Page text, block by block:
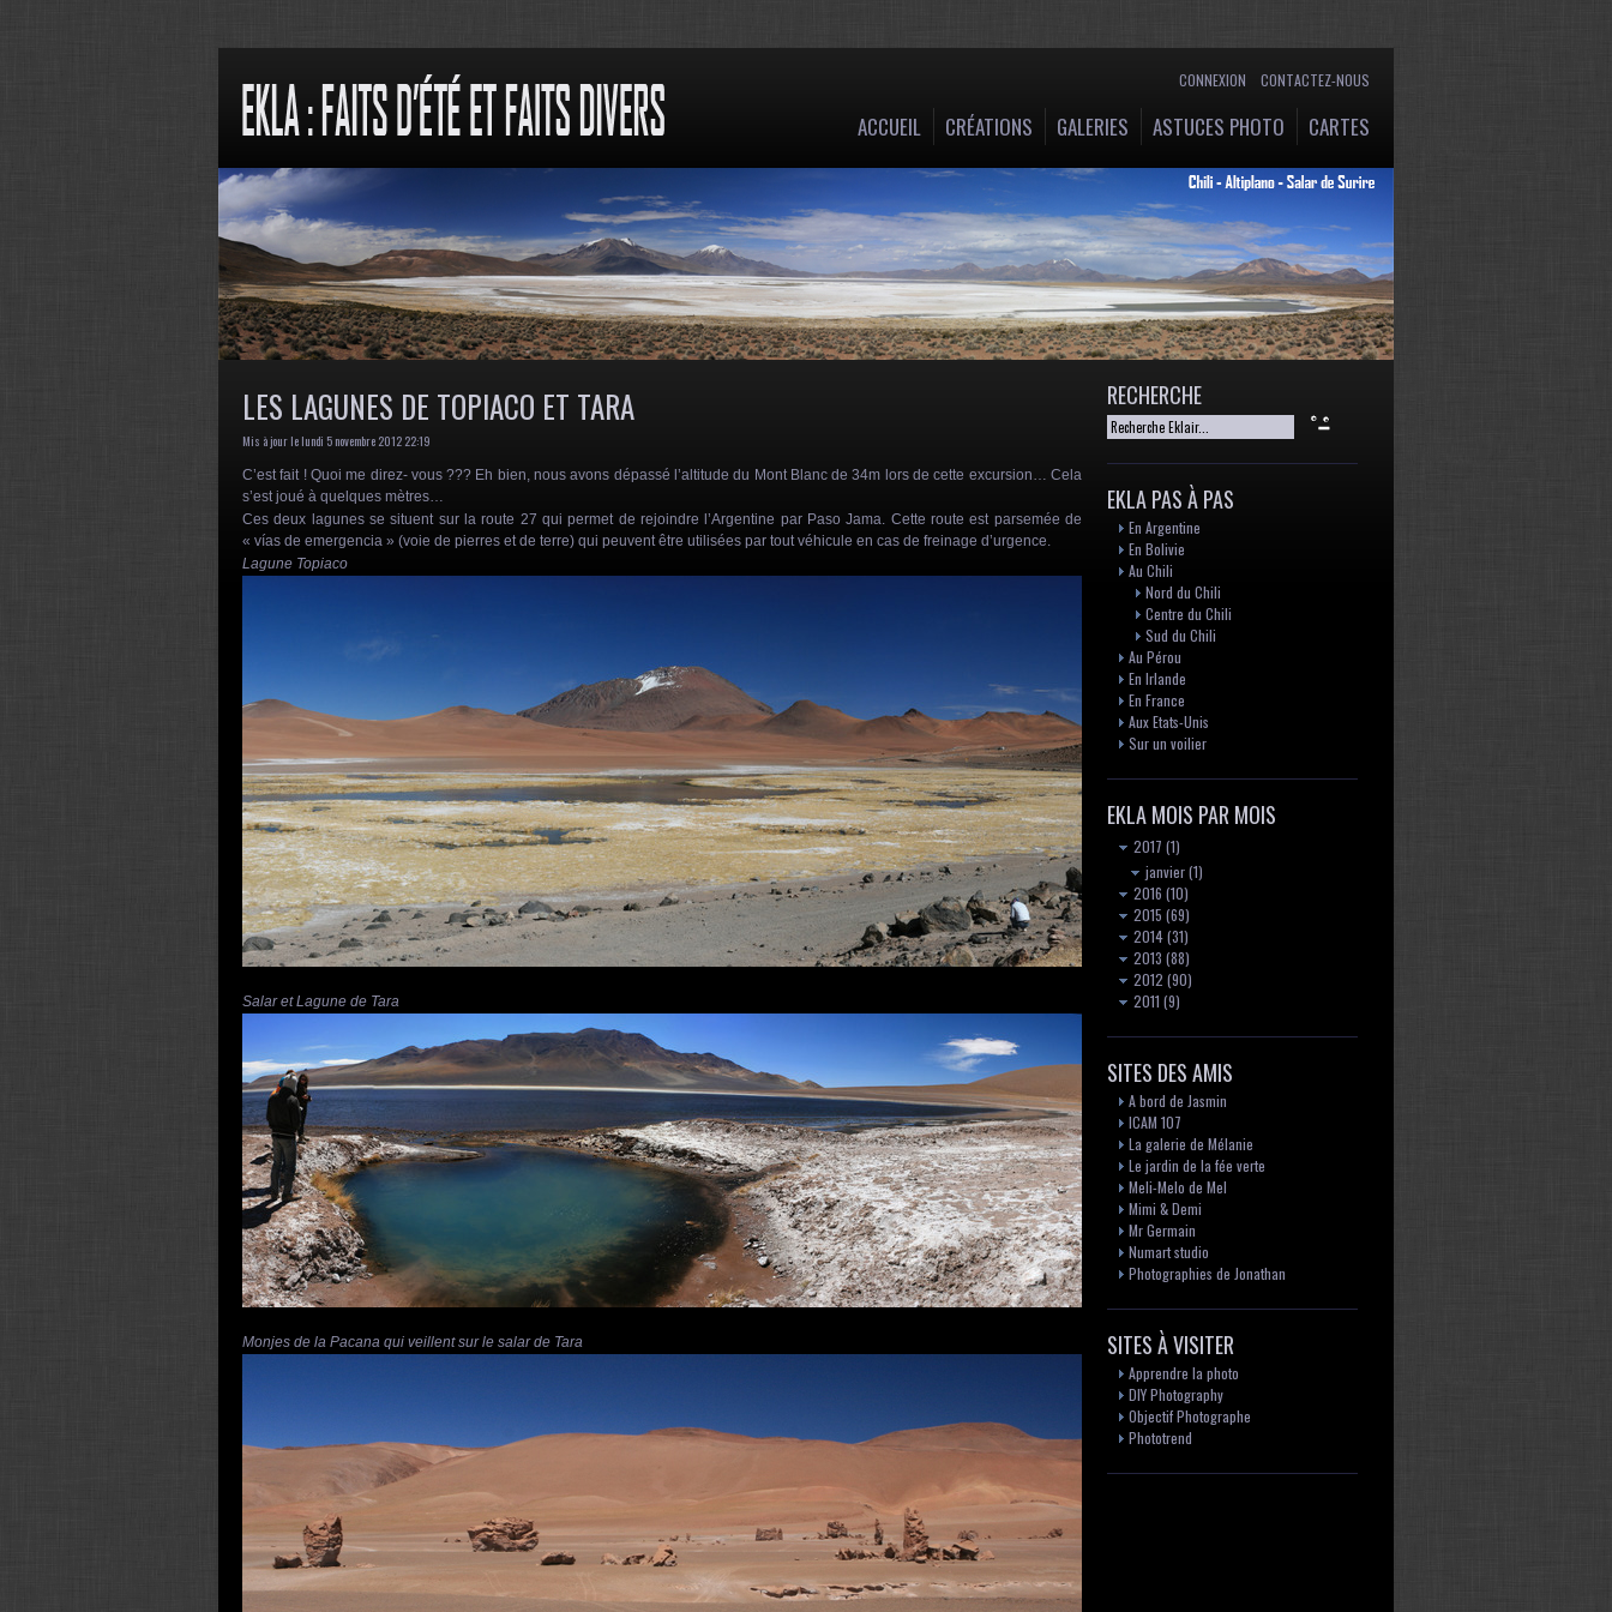
CONNEXION CONTACTEZ-NOUS
ACCUEIL CRÉATIONS GALERIES ASTUCES PHOTO CARTES
LES LAGUNES DE TOPIACO ET TARA
Mis à jour le lundi 5 novembre 2012 22:19
C’est fait ! Quoi me direz- vous ??? Eh bien, nous avons dépassé l’altitude du Mont Blanc de 34m lors de cette excursion… Cela
s’est joué à quelques mètres…
Ces deux lagunes se situent sur la route 27 qui permet de rejoindre l’Argentine par Paso Jama. Cette route est parsemée de
« vías de emergencia » (voie de pierres et de terre) qui peuvent être utilisées par tout véhicule en cas de freinage d’urgence.
Lagune Topiaco
Salar et Lagune de Tara
Monjes de la Pacana qui veillent sur le salar de Tara
RECHERCHE
EKLA PAS À PAS
En Argentine
En Bolivie
Au Chili
Nord du Chili
Centre du Chili
Sud du Chili
Au Pérou
En Irlande
En France
Aux Etats-Unis
Sur un voilier
EKLA MOIS PAR MOIS
2017 (1)
janvier(1)
2016 (10)
2015 (69)
2014(31)
2013 (88)
2012 (90)
2011 (9)
SITES DES AMIS
A bord de Jasmin
ICAM 107
La galerie de Mélanie
Le jardin de la fée verte
Meli-Melo de Mel
Mimi & Demi
Mr Germain
Numart studio
Photographies de Jonathan
SITES À VISITER
Apprendre la photo
DIY Photography
Objectif Photographe
Phototrend